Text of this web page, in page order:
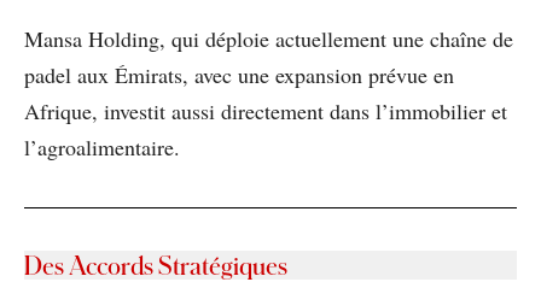
Mansa Holding, qui déploie actuellement une chaîne de
padel aux Émirats, avec une expansion prévue en
Afrique, investit aussi directement dans l’immobilier et
l’agroalimentaire.
Des Accords Stratégiques